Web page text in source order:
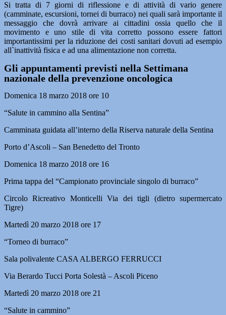
Si tratta di 7 giorni di riflessione e di attività di vario genere
(camminate, escursioni, tornei di burraco) nei quali sarà importante il
messaggio che dovrà arrivare ai cittadini ossia quello che il
movimento e uno stile di vita corretto possono essere fattori
importantissimi per la riduzione dei costi sanitari dovuti ad esempio
all`inattività fisica e ad una alimentazione non corretta.
Gli appuntamenti previsti nella Settimana
nazionale della prevenzione oncologica
Domenica 18 marzo 2018 ore 10
“Salute in cammino alla Sentina”
Camminata guidata all’interno della Riserva naturale della Sentina
Porto d’Ascoli – San Benedetto del Tronto
Domenica 18 marzo 2018 ore 16
Prima tappa del “Campionato provinciale singolo di burraco”
Circolo Ricreativo Monticelli Via dei tigli (dietro supermercato
Tigre)
Martedì 20 marzo 2018 ore 17
“Torneo di burraco”
Sala polivalente CASA ALBERGO FERRUCCI
Via Berardo Tucci Porta Solestà – Ascoli Piceno
Martedì 20 marzo 2018 ore 21
“Salute in cammino”